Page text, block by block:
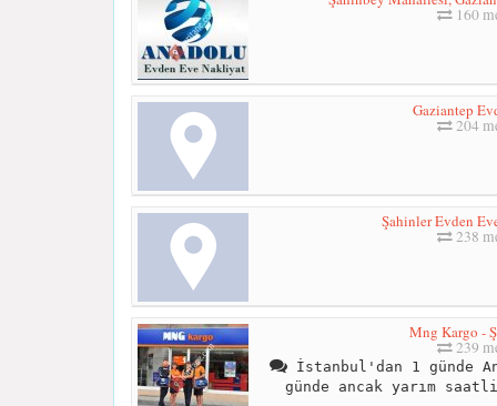
160
Gaziantep
204
Şahinler Evden
238
Mng Kargo -
239
İstanbul'dan 1 günde
günde ancak yarım